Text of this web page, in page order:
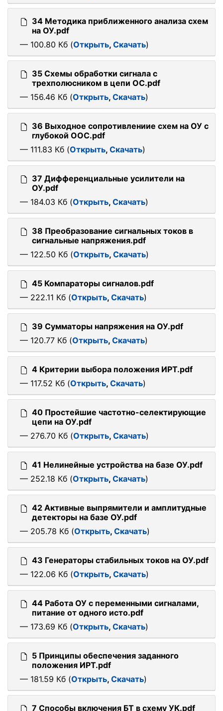
34 Методика приближенного анализа схем
на ОУ.pdf
— 100.80 Кб (Открыть, Скачать)
35 Схемы обработки сигнала с
трехполюсником в цепи ОС.pdf
— 156.46 Кб (Открыть, Скачать)
36 Выходное сопротивлениие схем на ОУ с
глубокой ООС.pdf
— 111.83 Кб (Открыть, Скачать)
37 Дифференциальные усилители на
ОУ.pdf
— 184.03 Кб (Открыть, Скачать)
38 Преобразование сигнальных токов в
сигнальные напряжения.pdf
— 122.50 Кб (Открыть, Скачать)
45 Компараторы сигналов.pdf
— 222.11 Кб (Открыть, Скачать)
39 Сумматоры напряжения на ОУ.pdf
— 120.77 Кб (Открыть, Скачать)
4 Критерии выбора положения ИРТ.pdf
— 117.52 Кб (Открыть, Скачать)
40 Простейшие частотно-селектирующие
цепи на ОУ.pdf
— 276.70 Кб (Открыть, Скачать)
41 Нелинейные устройства на базе ОУ.pdf
— 252.18 Кб (Открыть, Скачать)
42 Активные выпрямители и амплитудные
детекторы на базе ОУ.pdf
— 205.78 Кб (Открыть, Скачать)
43 Генераторы стабильных токов на ОУ.pdf
— 122.06 Кб (Открыть, Скачать)
44 Работа ОУ с переменными сигналами,
питание от одного исто.pdf
— 173.69 Кб (Открыть, Скачать)
5 Принципы обеспечения заданного
положения ИРТ.pdf
— 181.59 Кб (Открыть, Скачать)
7 Способы включения БТ в схему УК.pdf